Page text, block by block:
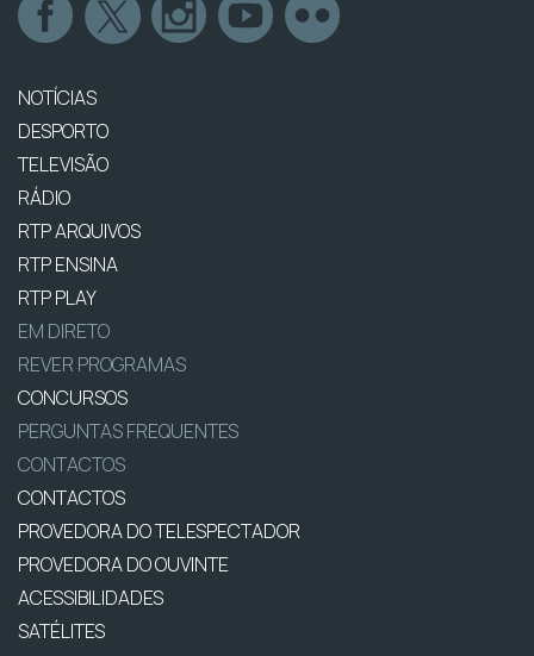
NOTÍCIAS
DESPORTO
TELEVISÃO
RÁDIO
RTP ARQUIVOS
RTP ENSINA
RTP PLAY
EM DIRETO
REVER PROGRAMAS
CONCURSOS
PERGUNTAS FREQUENTES
CONTACTOS
CONTACTOS
PROVEDORA DO TELESPECTADOR
PROVEDORA DO OUVINTE
ACESSIBILIDADES
SATÉLITES